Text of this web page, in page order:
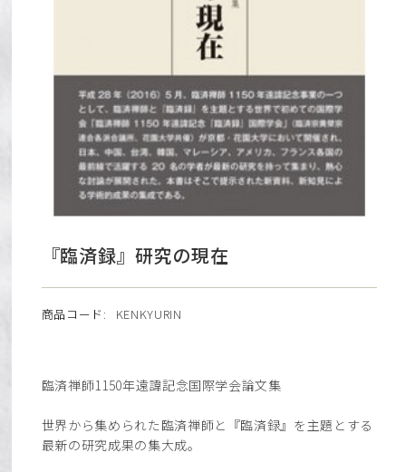
『臨済録』研究の現在
商品コード: KENKYURIN
臨済禅師1150年遠諱記念国際学会論文集
世界から集められた臨済禅師と『臨済録』を主題とする
最新の研究成果の集大成。